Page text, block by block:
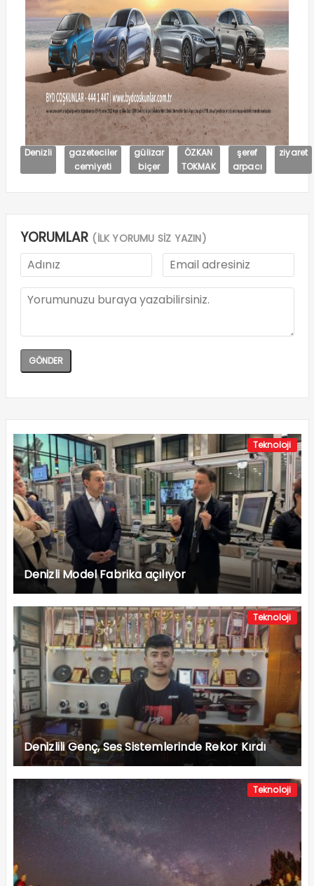
Denizli
gazeteciler
cemiyeti
gülizar
biçer
ÖZKAN
TOKMAK
şeref
arpacı
ziyaret
YORUMLAR (İLK YORUMU SİZ YAZIN)
Teknoloji
Denizli Model Fabrika açılıyor
Teknoloji
Denizlili Genç, Ses Sistemlerinde Rekor Kırdı
Teknoloji